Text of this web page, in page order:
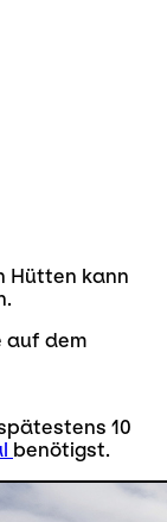
Hütten kann
auf dem
10
benötigst.